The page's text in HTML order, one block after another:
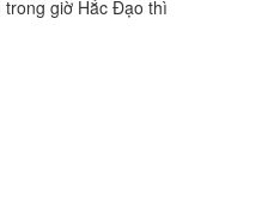
giờ Hắc Đạo thì